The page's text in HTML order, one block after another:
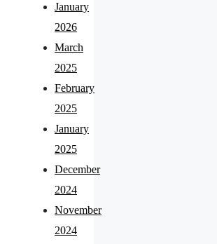
January
2026
March
2025
February
2025
January
2025
December
2024
November
2024